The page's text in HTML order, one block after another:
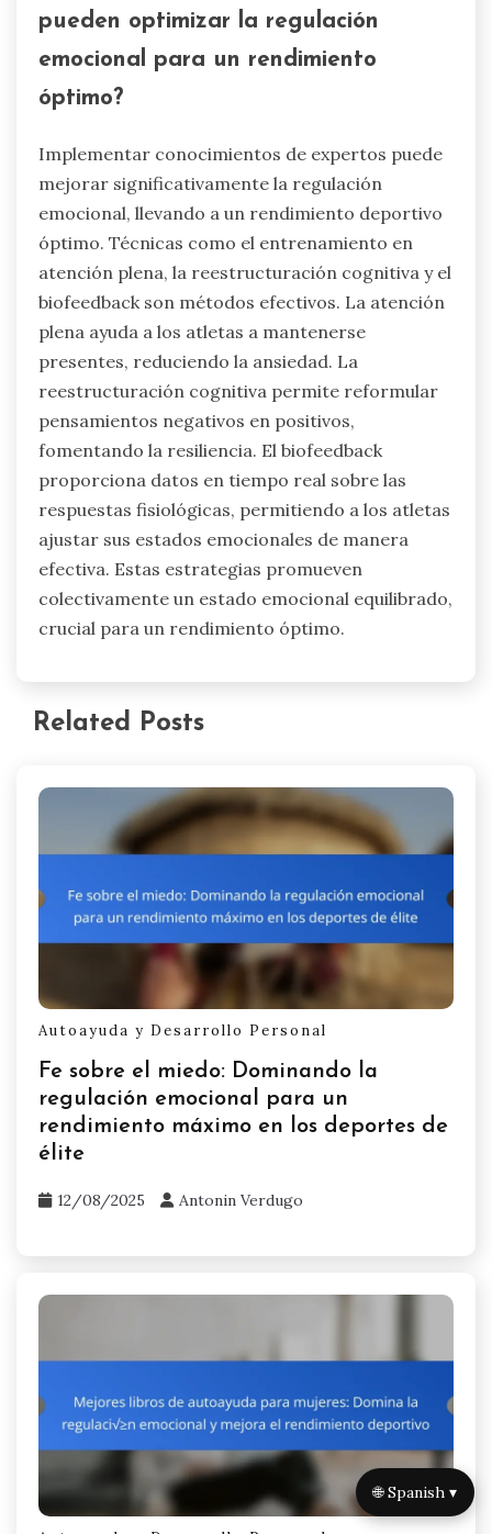
pueden optimizar la regulación
emocional para un rendimiento
óptimo?
Implementar conocimientos de expertos puede
mejorar significativamente la regulación
emocional, llevando a un rendimiento deportivo
óptimo. Técnicas como el entrenamiento en
atención plena, la reestructuración cognitiva y el
biofeedback son métodos efectivos. La atención
plena ayuda a los atletas a mantenerse
presentes, reduciendo la ansiedad. La
reestructuración cognitiva permite reformular
pensamientos negativos en positivos,
fomentando la resiliencia. El biofeedback
proporciona datos en tiempo real sobre las
respuestas fisiológicas, permitiendo a los atletas
ajustar sus estados emocionales de manera
efectiva. Estas estrategias promueven
colectivamente un estado emocional equilibrado,
crucial para un rendimiento óptimo.
Related Posts
Autoayuda y Desarrollo Personal
Fe sobre el miedo: Dominando la
regulación emocional para un
rendimiento máximo en los deportes de
élite
12/08/2025 Antonin Verdugo
🌐 Spanish ▾